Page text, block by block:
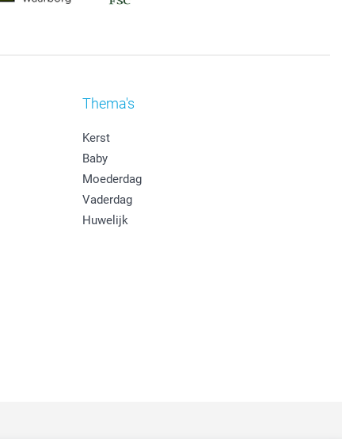
Thema's
Kerst
Baby
Moederdag
Vaderdag
Huwelijk